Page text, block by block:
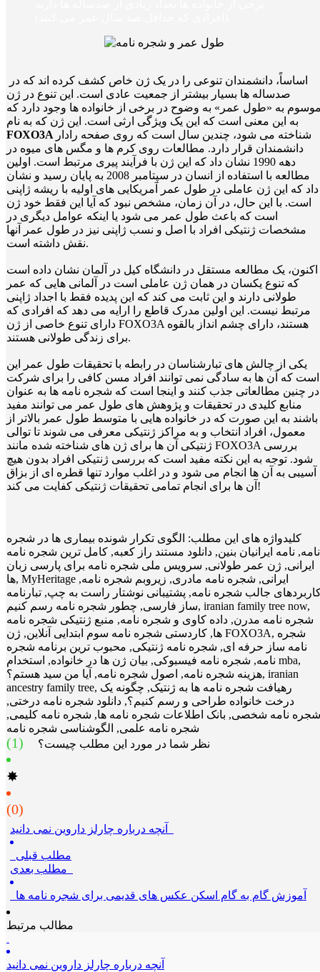
صدساله ها بسیار بیشتر از جمعیت عادی است. این تنوع در ژن
به «طول عمر» به وضوح در برخی از خانواده ها وجود دارد که
به این معنی است که این یک ویژگی ارثی است. این ژن که به نام
FOXO3A شناخته می شود، چندین سال است که روی صفحه رادار
دانشمندان قرار دارد. مطالعات روی کرم ها و مگس های میوه در
دهه 1990 نشان داد که این ژن با فرآیند پیری مرتبط است. اولین
مطالعه با استفاده از انسان در سپتامبر 2008 به پایان رسید و نشان
داد که این ژن عاملی در طول عمر آمریکایی های اولیه با ریشه ژاپنی
است. با این حال، در آن زمان، مشخص نبود که آیا این فقط خود ژن
است که باعث طول عمر می شود یا اینکه عوامل دیگری در
مشخصات ژنتیکی افراد با اصل و نسب ژاپنی نیز در طول عمر آنها
نقش داشته است.
اکنون، یک مطالعه مستقل در دانشگاه کیل در آلمان نشان داده است
که تنوع یکسان در همان ژن عاملی است در آلمانی هایی که عمر
طولانی دارند و این ثابت می کند که این پدیده فقط با اجداد ژاپنی
مرتبط نیست. این اولین مدرک قاطع را ارایه می دهد که افرادی که
دارای تنوع خاصی از ژن FOXO3A هستند، دارای چشم انداز بالقوه
برای زندگی طولانی هستند.
یکی از چالش های تبارشناسان در رابطه با تحقیقات طول عمر این
است که آن ها به سادگی نمی توانند افراد مسن کافی را برای شرکت
در چنین مطالعاتی جذب کنند و اینجا است که شجره نامه ها به عنوان
منابع کلیدی در تحقیقات و پژوهش های طول عمر می توانند مفید
باشند به این صورت که در خانواده هایی با متوسط طول عمر بالاتر از
معمول، افراد انتخاب و به مراکز ژنتیکی معرفی می شوند تا توالی
ژنتیکی آن ها برای ژن های شناخته شده مانند FOXO3A بررسی
شود. توجه به این نکته مفید است که بررسی ژنتیکی افراد بدون هیچ
آسیبی به آن ها انجام می شود و در اغلب موارد تنها قطره ای از بزاق
آن ها برای انجام تمامی تحقیقات ژنتیکی کفایت می کند!
کلیدواژه های این مطلب: الگوی تکرار شونده بیماری ها در شجره
نامه, نامه ایرانیان بنین, دانلود مستند راز کعبه, کامل ترین شجره نامه
ایرانی, ژن عمر طولانی, سرویس ملی شجره نامه برای پارسی زبان
ها, MyHeritage ایرانی, شجره نامه مادری, زیروبم شجره نامه,
جالب شجره نامه, پشتیبانی نوشتار راست به چپ, تبارنامه
ساز فارسی, چطور شجره نامه رسم کنیم, iranian family tree now,
شجره نامه مدرن, داده کاوی و شجره نامه, منبع ژنتیکی شجره نامه
ها, کاردستی شجره نامه سوم ابتدایی آنلاین, ژن FOXO3A, شجره
نامه ساز حرفه ای, شجره نامه ژنتیکی, محبوب ترین برنامه شجره
نامه, شجره نامه فیسبوکی, بیان ژن ها در خانواده, استخدام mba,
هزینه شجره نامه, اصول شجره نامه, آیا من سید هستم؟, iranian
ancestry family tree, رهیافت شجره نامه ها به ژنتیک, چگونه یک
درخت خانواده طراحی و رسم کنیم؟, دانلود شجره نامه درختی,
شجره نامه شخصی, بانک اطلاعات شجره نامه ها, شجره نامه کلیمی,
شجره نامه علمی, الگوشناسی شجره نامه
نظر شما در مورد این مطلب چیست؟
(1)
✸
(0)
مطلب قبلی
آموزش گام به گام اسکن عکس های قدیمی برای شجره نامه ها
مطالب مرتبط
آنچه درباره چارلز داروین نمی دانید